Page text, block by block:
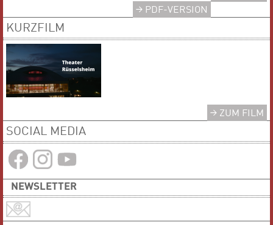
PDF-VERSION
KURZFILM
ZUM FILM
SOCIAL MEDIA
NEWSLETTER